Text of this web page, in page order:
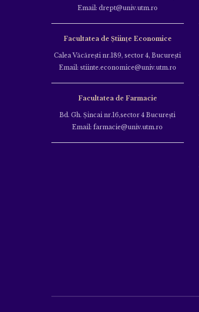
Email: drept@univ.utm.ro
Facultatea de Științe Economice
Calea Văcăreşti nr.189, sector 4, Bucureşti
Email: stiinte.economice@univ.utm.ro
Facultatea de Farmacie
Bd. Gh. Şincai nr.16,sector 4 Bucureşti
Email: farmacie@univ.utm.ro